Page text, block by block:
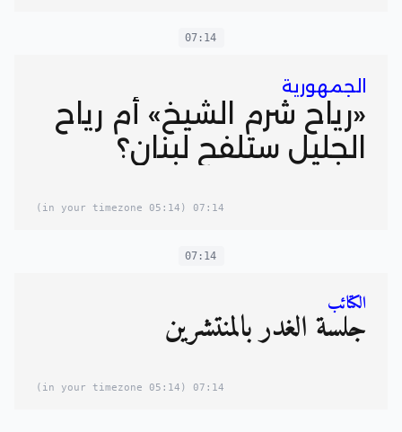
07:14
الجمهورية
«رياح شرم الشيخ» أم رياح
الجليل ستلفح لبنان؟
07:14
(05:14 in your timezone)
07:14
الكتائب
جلسة الغدر بالمنتشرين
07:14
(05:14 in your timezone)